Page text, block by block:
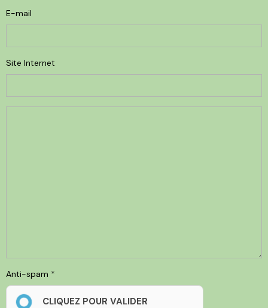
E-mail
Site Internet
Anti-spam
CLIQUEZ POUR VALIDER